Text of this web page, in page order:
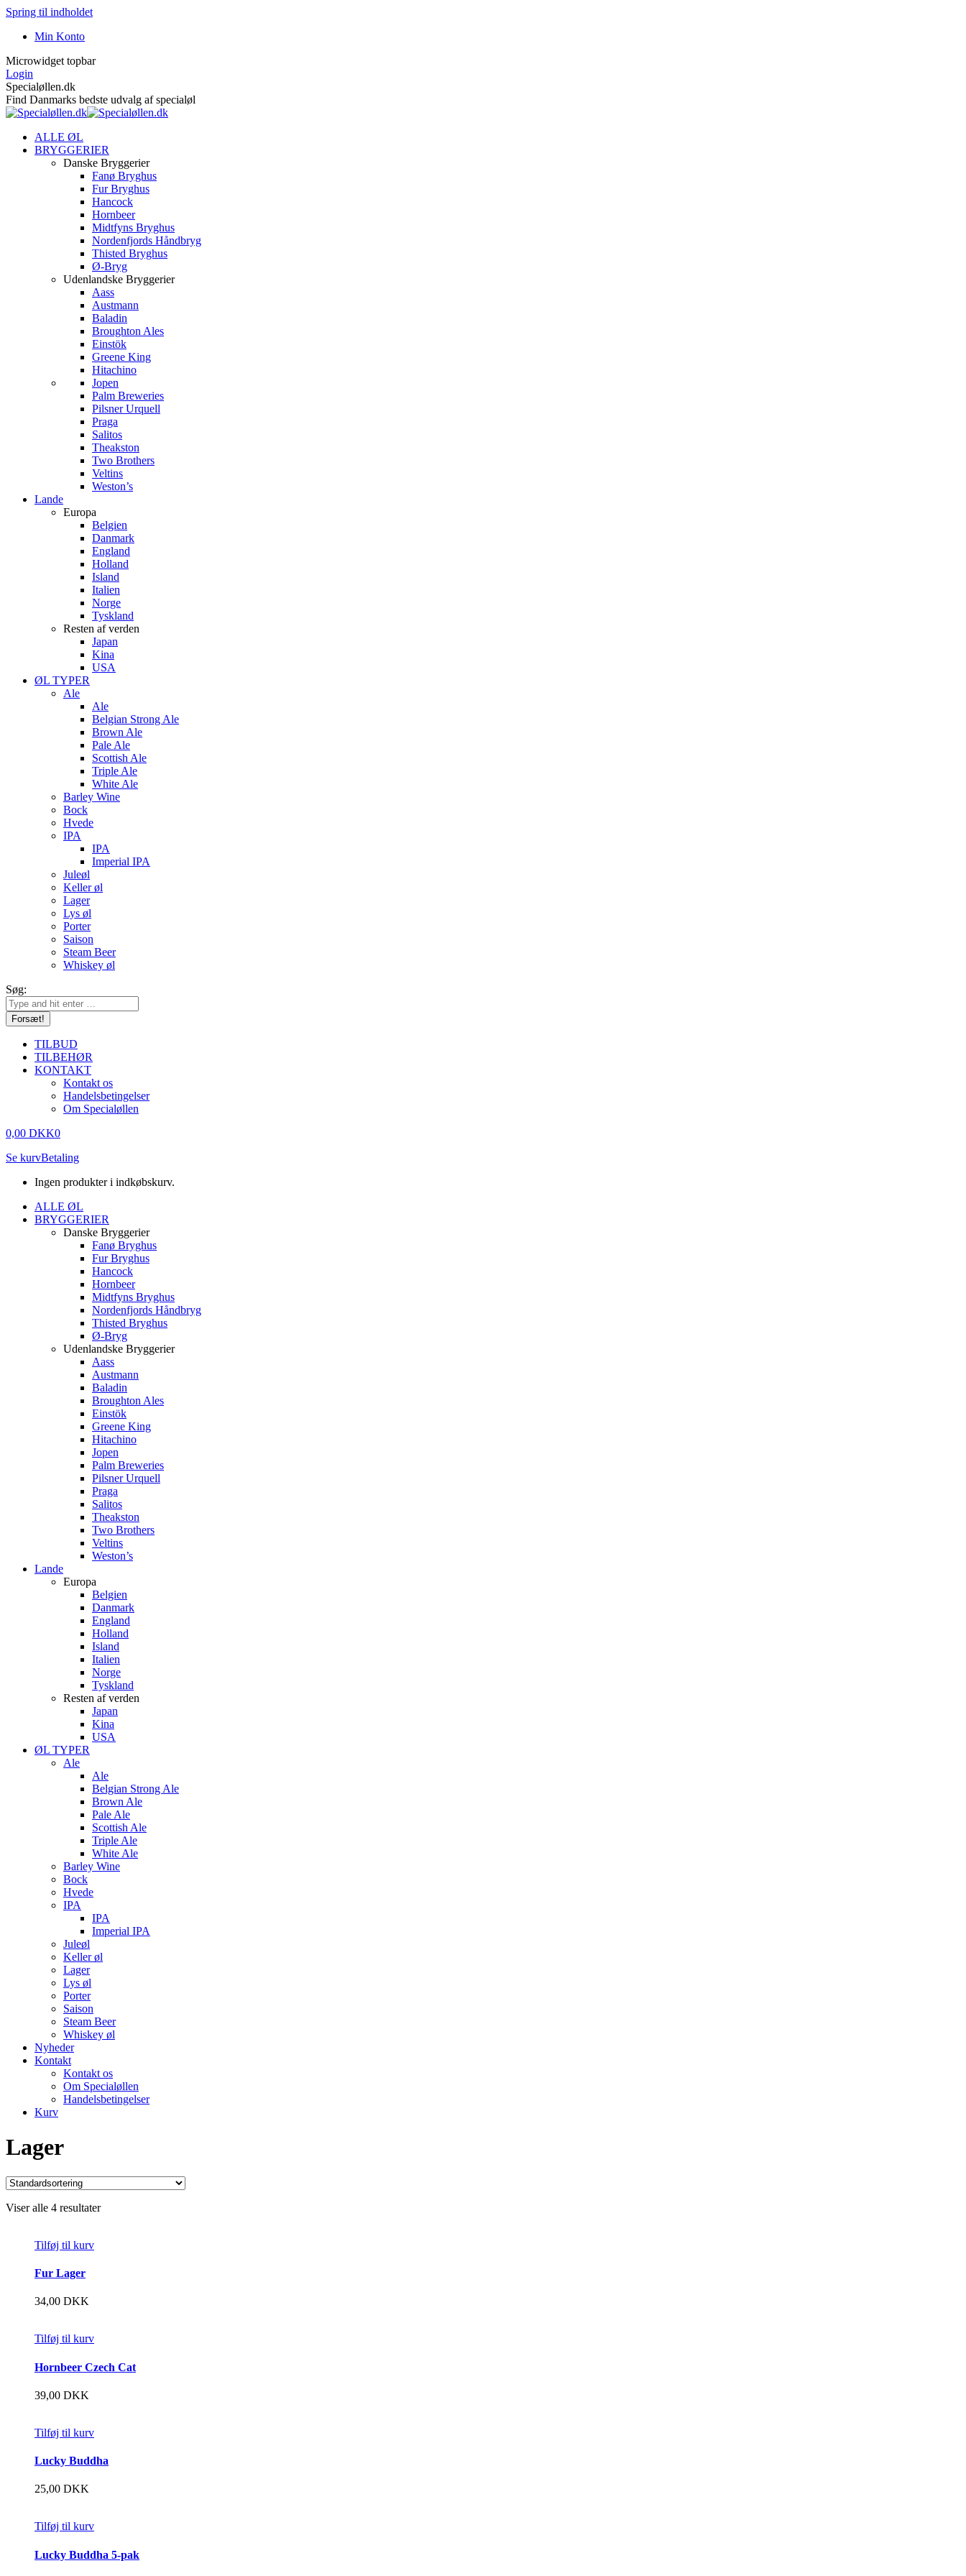
Spring til indholdet
Min Konto
Microwidget topbar
Login
Specialøllen.dk
Find Danmarks bedste udvalg af specialøl
ALLE ØL
BRYGGERIER
Danske Bryggerier
Fanø Bryghus
Fur Bryghus
Hancock
Hornbeer
Midtfyns Bryghus
Nordenfjords Håndbryg
Thisted Bryghus
Ø-Bryg
Udenlandske Bryggerier
Aass
Austmann
Baladin
Broughton Ales
Einstök
Greene King
Hitachino
Jopen
Palm Breweries
Pilsner Urquell
Praga
Salitos
Theakston
Two Brothers
Veltins
Weston’s
Lande
Europa
Belgien
Danmark
England
Holland
Island
Italien
Norge
Tyskland
Resten af verden
Japan
Kina
USA
ØL TYPER
Ale
Ale
Belgian Strong Ale
Brown Ale
Pale Ale
Scottish Ale
Triple Ale
White Ale
Barley Wine
Bock
Hvede
IPA
IPA
Imperial IPA
Juleøl
Keller øl
Lager
Lys øl
Porter
Saison
Steam Beer
Whiskey øl
Søg:
TILBUD
TILBEHØR
KONTAKT
Kontakt os
Handelsbetingelser
Om Specialøllen
0,00 DKK0
Se kurvBetaling
Ingen produkter i indkøbskurv.
ALLE ØL
BRYGGERIER
Danske Bryggerier
Fanø Bryghus
Fur Bryghus
Hancock
Hornbeer
Midtfyns Bryghus
Nordenfjords Håndbryg
Thisted Bryghus
Ø-Bryg
Udenlandske Bryggerier
Aass
Austmann
Baladin
Broughton Ales
Einstök
Greene King
Hitachino
Jopen
Palm Breweries
Pilsner Urquell
Praga
Salitos
Theakston
Two Brothers
Veltins
Weston’s
Lande
Europa
Belgien
Danmark
England
Holland
Island
Italien
Norge
Tyskland
Resten af verden
Japan
Kina
USA
ØL TYPER
Ale
Ale
Belgian Strong Ale
Brown Ale
Pale Ale
Scottish Ale
Triple Ale
White Ale
Barley Wine
Bock
Hvede
IPA
IPA
Imperial IPA
Juleøl
Keller øl
Lager
Lys øl
Porter
Saison
Steam Beer
Whiskey øl
Nyheder
Kontakt
Kontakt os
Om Specialøllen
Handelsbetingelser
Kurv
Lager
Viser alle 4 resultater
Tilføj til kurv
Fur Lager
34,00 DKK
Tilføj til kurv
Hornbeer Czech Cat
39,00 DKK
Tilføj til kurv
Lucky Buddha
25,00 DKK
Tilføj til kurv
Lucky Buddha 5-pak